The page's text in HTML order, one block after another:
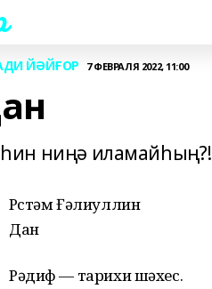
ЙӘЙҒОР 7 ФЕВРАЛЯ 2022, 11:00
ниңә
Рөстәм Ғәлиуллин
Дан
Рәдиф — тарихи шәхес.